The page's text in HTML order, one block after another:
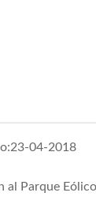
04-2018
al Parque